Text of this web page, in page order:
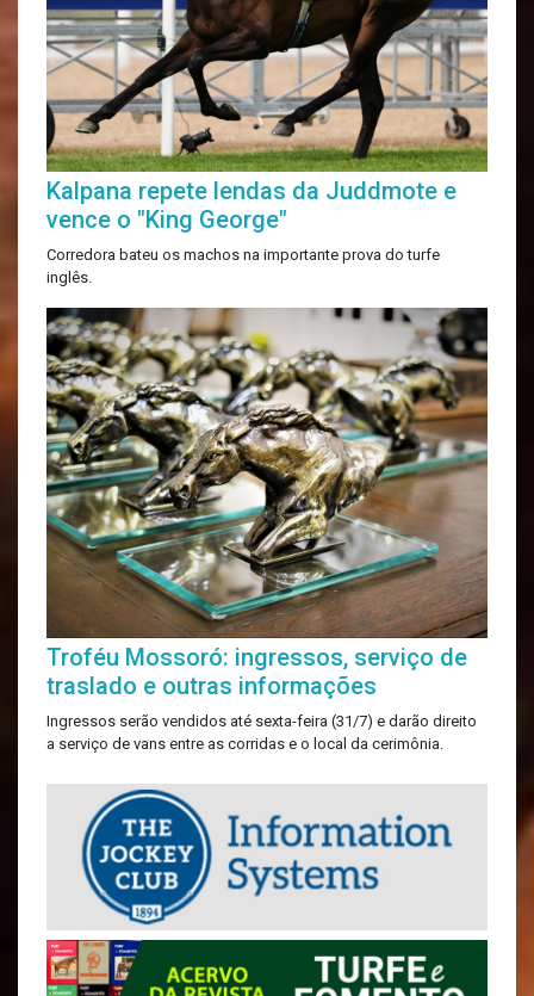
Kalpana repete lendas da Juddmote e
vence o "King George"
Corredora bateu os machos na importante prova do turfe
inglês.
Troféu Mossoró: ingressos, serviço de
traslado e outras informações
Ingressos serão vendidos até sexta-feira (31/7) e darão direito
a serviço de vans entre as corridas e o local da cerimônia.